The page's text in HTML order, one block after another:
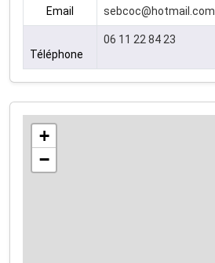
Email sebcoc@hotmail.com
Téléphone
06 11 22 84 23
+
−